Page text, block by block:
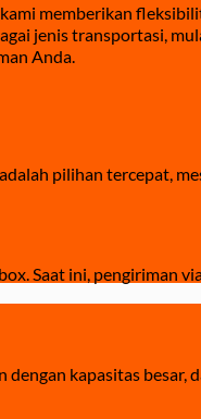
memberikan
jenis transportasi,
Anda.
pilihan tercepat,
Saat ini, pengiriman
kapasitas besar,